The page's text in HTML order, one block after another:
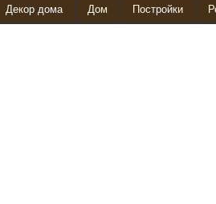
Декор дома Дом Постройки